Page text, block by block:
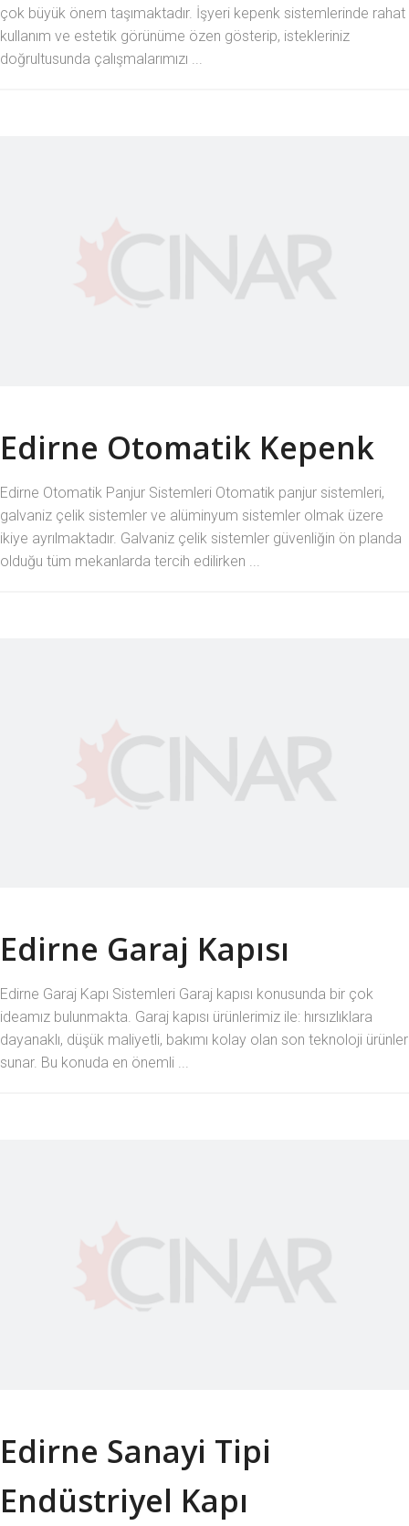
çok büyük önem taşımaktadır. İşyeri kepenk sistemlerinde rahat
kullanım ve estetik görünüme özen gösterip, istekleriniz
doğrultusunda çalışmalarımızı ...
Edirne Otomatik Kepenk
Edirne Otomatik Panjur Sistemleri Otomatik panjur sistemleri,
galvaniz çelik sistemler ve alüminyum sistemler olmak üzere
ikiye ayrılmaktadır. Galvaniz çelik sistemler güvenliğin ön planda
olduğu tüm mekanlarda tercih edilirken ...
Edirne Garaj Kapısı
Edirne Garaj Kapı Sistemleri Garaj kapısı konusunda bir çok
ideamız bulunmakta. Garaj kapısı ürünlerimiz ile: hırsızlıklara
dayanaklı, düşük maliyetli, bakımı kolay olan son teknoloji ürünler
sunar. Bu konuda en önemli ...
Edirne Sanayi Tipi
Endüstriyel Kapı